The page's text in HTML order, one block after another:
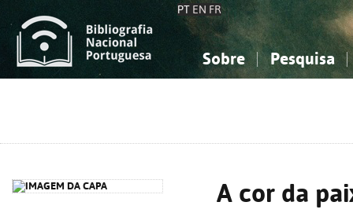
PT EN FR
Sobre Pesquisa
A cor da